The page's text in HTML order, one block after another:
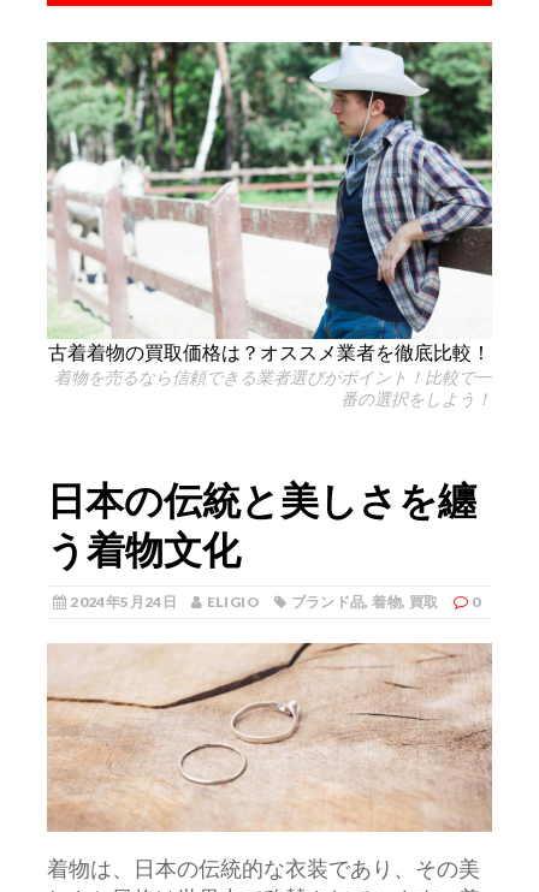
古着着物の買取価格は？オススメ業者を徹底比較！
着物を売るなら信頼できる業者選びがポイント！比較で一
番の選択をしよう！
日本の伝統と美しさを纏
う着物文化
2024年5月24日 ELIGIO ブランド品,着物, 買取 0
着物は、日本の伝統的な衣装であり、その美